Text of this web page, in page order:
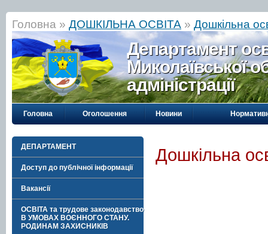
Головна » ДОШКІЛЬНА ОСВІТА » Дошкільна
Департамент
Миколаївської
адміністрації
Головна Оголошення Новини
ДЕПАРТАМЕНТ
Доступ до публічної інформації
Вакансії
ОСВІТА та трудове законодавство
В УМОВАХ ВОЄННОГО СТАНУ.
РОДИНАМ ЗАХИСНИКІВ
Дошкільна